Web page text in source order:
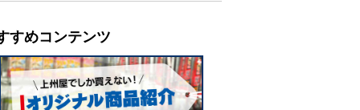
すめコンテンツ